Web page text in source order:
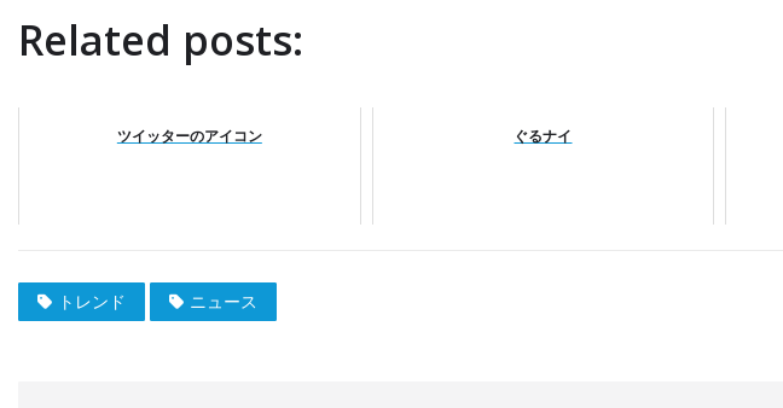
Related posts:
ツイッターのアイコン ぐるナイ
トレンド ニュース